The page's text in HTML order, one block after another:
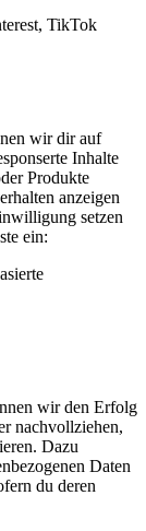
TikTok
wir dir auf
Inhalte
Produkte
anzeigen
setzen
ein:
wir den Erfolg
nachvollziehen,
Dazu
Daten
du deren